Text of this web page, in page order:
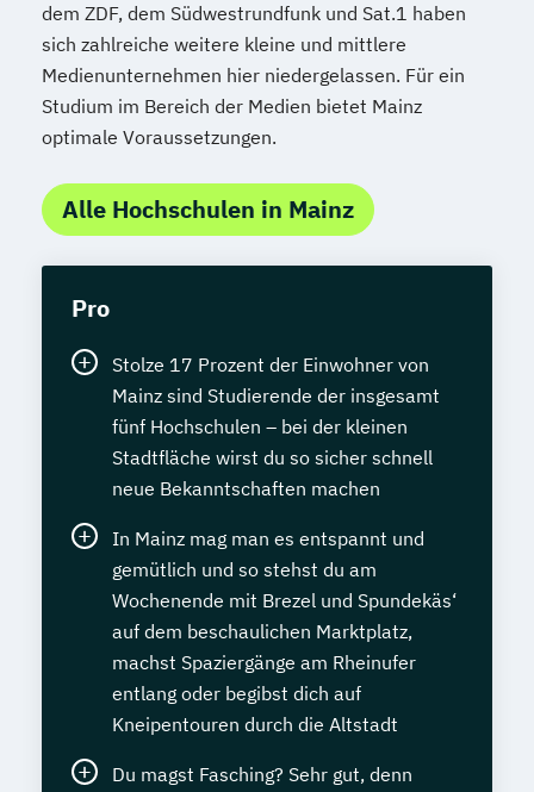
dem ZDF, dem Südwestrundfunk und Sat.1 haben
sich zahlreiche weitere kleine und mittlere
Medienunternehmen hier niedergelassen. Für ein
Studium im Bereich der Medien bietet Mainz
optimale Voraussetzungen.
Alle Hochschulen in Mainz
Pro
Stolze 17 Prozent der Einwohner von
Mainz sind Studierende der insgesamt
fünf Hochschulen – bei der kleinen
Stadtfläche wirst du so sicher schnell
neue Bekanntschaften machen
In Mainz mag man es entspannt und
gemütlich und so stehst du am
Wochenende mit Brezel und Spundekäs‘
auf dem beschaulichen Marktplatz,
machst Spaziergänge am Rheinufer
entlang oder begibst dich auf
Kneipentouren durch die Altstadt
Du magst Fasching? Sehr gut, denn